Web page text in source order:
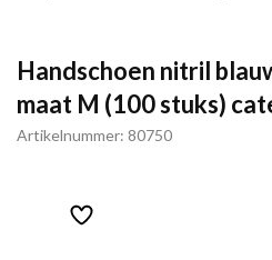
Handschoen nitril
maat M (100 stuks)
Artikelnummer: 80750